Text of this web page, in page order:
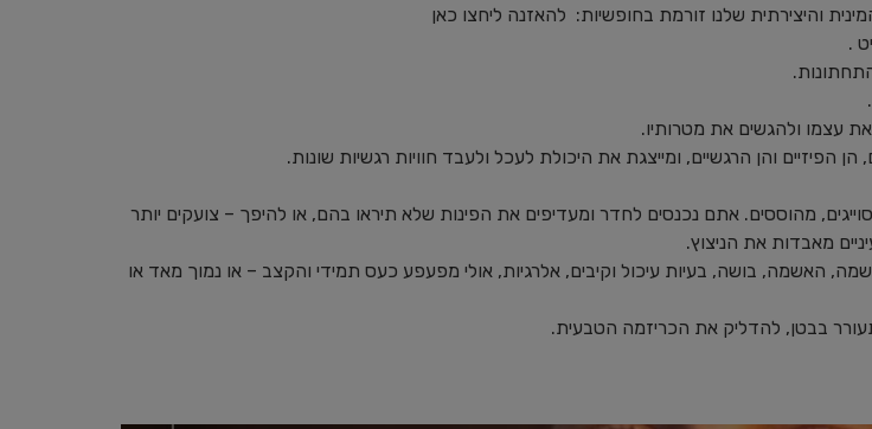
והיצירתית שלנו זורמת בחופשיות: ⁠ להאזנה ליחצו כאן
.
עצמו ולהגשים את מטרותיו.
והן הרגשיים, ומייצגת את היכולת לעכל ולעבד חוויות רגשיות שונות.
מהוססים. אתם נכנסים לחדר ומעדיפים את הפינות שלא תיראו בהם, או להיפך – צועקים יותר
מאבדות את הניצוץ.
האשמה, בושה, בעיות עיכול וקיבים, אלרגיות, אולי מפעפע כעס תמידי והקצב – או נמוך מאד או
בבטן, להדליק את הכריזמה הטבעית.